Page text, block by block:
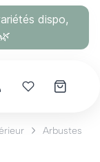
dispo,
Mes coups
Arbustes